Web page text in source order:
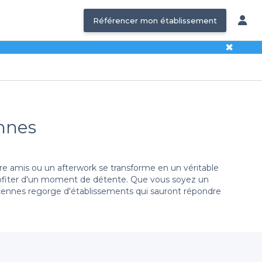
Référencer mon établissement
✖
amis ou un afterwork se transforme en un véritable
d'un moment de détente. Que vous soyez un
regorge d'établissements qui sauront répondre
En quelques clics, vous pouvez explorer